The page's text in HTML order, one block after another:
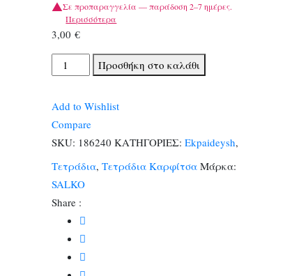
Σε προπαραγγελία — παράδοση 2–7 ημέρες.
Περισσότερα
3,00€
Τετραδια
Salko
17χ25
Φ.50
ποσότητα
Προσθήκη στο καλάθι
Add to Wishlist
Compare
SKU: 186240 ΚΑΤΗΓΟΡΙΕΣ: Ekpaideysh,
Τετράδια,Τετράδια Καρφίτσα Μάρκα:
SALKO
Share :